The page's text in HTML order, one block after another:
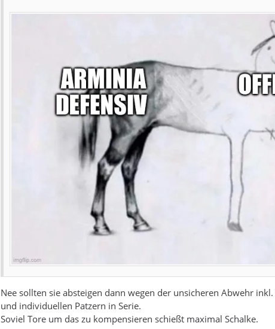
Nee sollten sie absteigen dann wegen der unsicheren Abwehr
und individuellen Patzern in Serie.
Soviel Tore um das zu kompensieren schießt maximal Schalke.